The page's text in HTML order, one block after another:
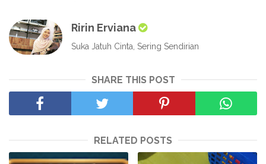
Ririn Erviana
Suka Jatuh Cinta, Sering Sendirian
SHARE THIS POST
RELATED POSTS